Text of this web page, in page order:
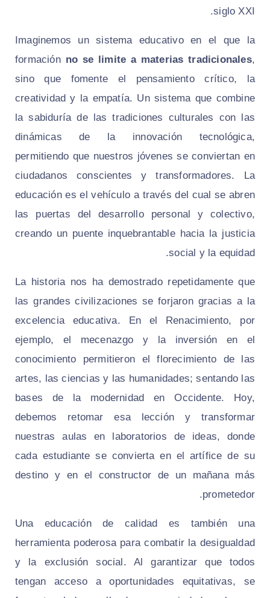
siglo XXI.
Imaginemos un sistema educativo en el que la
formación no se limite a materias tradicionales,
sino que fomente el pensamiento crítico, la
creatividad y la empatía. Un sistema que combine
la sabiduría de las tradiciones culturales con las
dinámicas de la innovación tecnológica,
permitiendo que nuestros jóvenes se conviertan en
ciudadanos conscientes y transformadores. La
educación es el vehículo a través del cual se abren
las puertas del desarrollo personal y colectivo,
creando un puente inquebrantable hacia la justicia
social y la equidad.
La historia nos ha demostrado repetidamente que
las grandes civilizaciones se forjaron gracias a la
excelencia educativa. En el Renacimiento, por
ejemplo, el mecenazgo y la inversión en el
conocimiento permitieron el florecimiento de las
artes, las ciencias y las humanidades; sentando las
bases de la modernidad en Occidente. Hoy,
debemos retomar esa lección y transformar
nuestras aulas en laboratorios de ideas, donde
cada estudiante se convierta en el artífice de su
destino y en el constructor de un mañana más
prometedor.
Una educación de calidad es también una
herramienta poderosa para combatir la desigualdad
y la exclusión social. Al garantizar que todos
tengan acceso a oportunidades equitativas, se